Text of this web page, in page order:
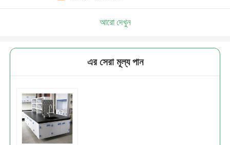
আরো দেখুন
এর সেরা মূল্য পান